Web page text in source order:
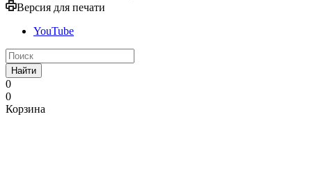
Версия для печати
YouTube
Найти
0
0
Корзина